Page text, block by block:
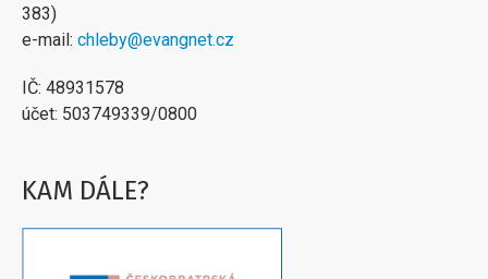
383)
e-mail: chleby@evangnet.cz
IČ: 48931578
účet: 503749339/0800
KAM DÁLE?